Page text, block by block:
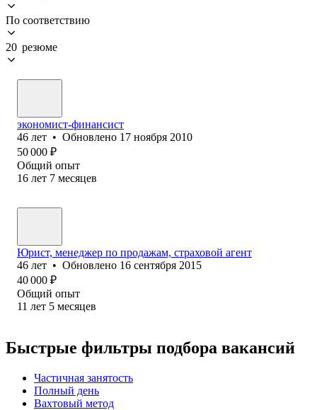
По соответствию
20 резюме
экономист-финансист
46 лет • Обновлено 17 ноября 2010
50 000 ₽
Общий опыт
16 лет 7 месяцев
Юрист, менеджер по продажам, страховой агент
46 лет • Обновлено 16 сентября 2015
40 000 ₽
Общий опыт
11 лет 5 месяцев
Быстрые фильтры подбора вакансий
Частичная занятость
Полный день
Вахтовый метод